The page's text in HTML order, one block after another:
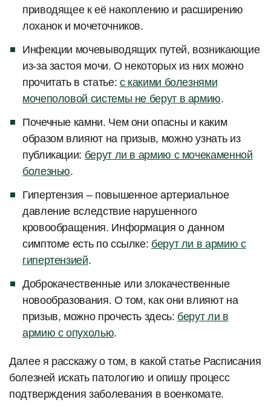
приводящее к её накоплению и расширению
лоханок и мочеточников.
Инфекции мочевыводящих путей, возникающие
из-за застоя мочи. О некоторых из них можно
прочитать в статье: с какими болезнями
мочеполовой системы не берут в армию.
Почечные камни. Чем они опасны и каким
образом влияют на призыв, можно узнать из
публикации: берут ли в армию с мочекаменной
болезнью.
Гипертензия – повышенное артериальное
давление вследствие нарушенного
кровообращения. Информация о данном
симптоме есть по ссылке: берут ли в армию с
гипертензией.
Доброкачественные или злокачественные
новообразования. О том, как они влияют на
призыв, можно прочесть здесь: берут ли в
армию с опухолью.
Далее я расскажу о том, в какой статье Расписания
болезней искать патологию и опишу процесс
подтверждения заболевания в военкомате.